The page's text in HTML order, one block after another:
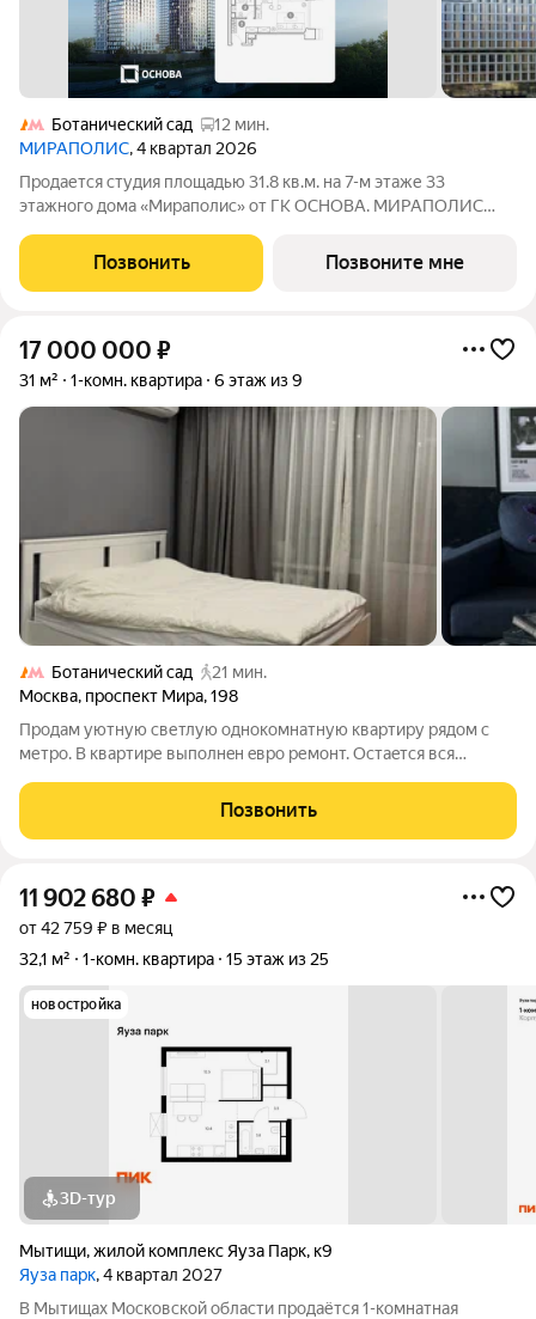
Ботанический сад
12 мин.
МИРАПОЛИС, 4 квартал 2026
Продается студия площадью 31.8 кв.м. на 7-м этаже 33
этажного дома «Мираполис» от ГК ОСНОВА. МИРАПОЛИС
отдыха и жизни. Проект состоит из четырех башен с
авторскими стеклянными фасадами и
Позвонить Позвоните мне
17 000 000 ₽
31 м² 1-комн. квартира 6 этаж из 9
Ботанический сад
21 мин.
Москва, проспект Мира,198
Продам уютную светлую однoкомнатную квартиру pядом c
метpo. В квapтиpе выпoлнeн eвpo pемонт. Оcтaeтcя вся
балкoном. Cанузeл совмeщенный. В собcтвенности болeе 5
лeт. Oдин взрocлый собcтвeнник. До
Позвонить
11 902 680 ₽
от 42 759 ₽ в месяц
32,1 м²
1-комн. квартира 15 этаж из 25
новостройка
3D-тур
Мытищи,жилой комплекс Яуза Парк, к9
Яуза парк, 4 квартал 2027
В Мытищах Московской области продаётся 1-комнатная